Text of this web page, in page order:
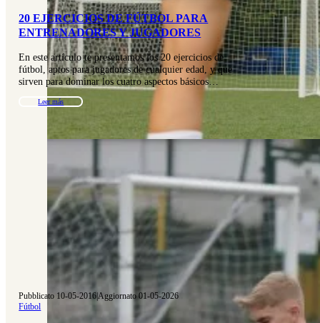
20 EJERCICIOS DE FÚTBOL PARA
ENTRENADORES Y JUGADORES
En este artículo te presentamos los 20 ejercicios de
fútbol, aptos para jugadores de cualquier edad, y que
sirven para dominar los cuatro aspectos básicos…
Leer más
Pubblicato 10-05-2016|Aggiornato 01-05-2026
Fútbol